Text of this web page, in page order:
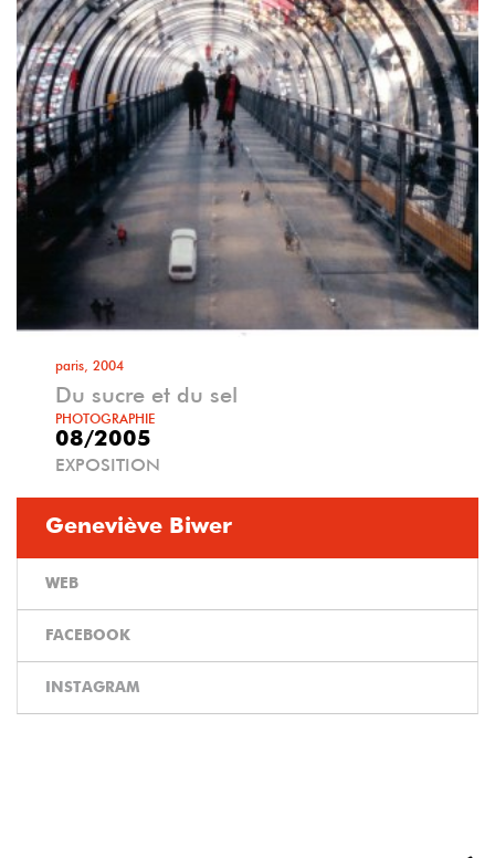
paris, 2004
Du sucre et du sel
PHOTOGRAPHIE
08/2005
EXPOSITION
Geneviève Biwer
WEB
FACEBOOK
INSTAGRAM